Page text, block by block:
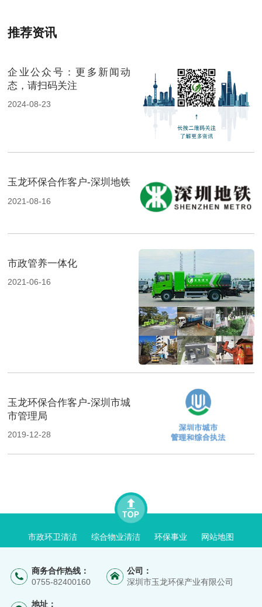
推荐资讯
企业公众号：更多新闻动
态，请扫码关注
2024-08-23
玉龙环保合作客户-深圳地铁
2021-08-16
市政管养一体化
2021-06-16
玉龙环保合作客户-深圳市城
市管理局
2019-12-28
市政环卫清洁 综合物业清洁 环保事业 网站地图
商务合作热线：
0755-82400160
公司：
深圳市玉龙环保产业有限公司
地址：